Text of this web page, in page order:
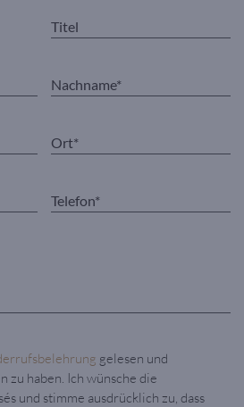
gelesen und
zu haben. Ich wünsche die
und stimme ausdrücklich zu, dass